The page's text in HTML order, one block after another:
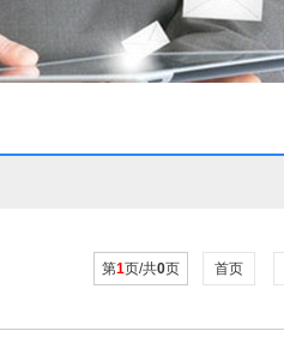
第1页/共0页 首页